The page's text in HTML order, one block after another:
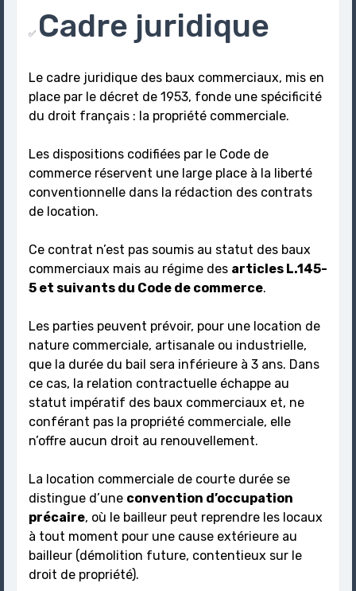
✅ Cadre juridique
Le cadre juridique des baux commerciaux, mis en
place par le décret de 1953, fonde une spécificité
du droit français : la propriété commerciale.
Les dispositions codifiées par le Code de
commerce réservent une large place à la liberté
conventionnelle dans la rédaction des contrats
de location.
Ce contrat n’est pas soumis au statut des baux
commerciaux mais au régime des articles L.145-
5 et suivants du Code de commerce.
Les parties peuvent prévoir, pour une location de
nature commerciale, artisanale ou industrielle,
que la durée du bail sera inférieure à 3 ans. Dans
ce cas, la relation contractuelle échappe au
statut impératif des baux commerciaux et, ne
conférant pas la propriété commerciale, elle
n’offre aucun droit au renouvellement.
La location commerciale de courte durée se
distingue d’une convention d’occupation
précaire, où le bailleur peut reprendre les locaux
à tout moment pour une cause extérieure au
bailleur (démolition future, contentieux sur le
droit de propriété).